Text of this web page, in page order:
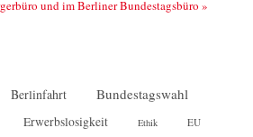
und im Berliner Bundestagsbüro »
Berlinfahrt Bundestagswahl
Erwerbslosigkeit Ethik EU